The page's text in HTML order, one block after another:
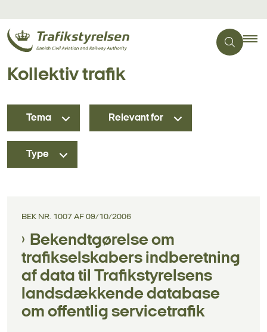
Kollektiv trafik
Tema Relevant for
Type
BEK NR. 1007 AF 09/10/2006
Bekendtgørelse om
trafikselskabers indberetning
af data til Trafikstyrelsens
landsdækkende database
om offentlig servicetrafik